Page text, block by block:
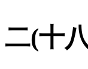
二(十